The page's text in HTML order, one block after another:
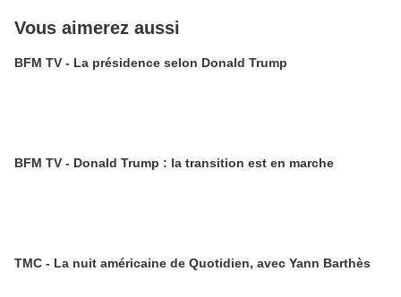
Vous aimerez aussi
BFM TV - La présidence selon Donald Trump
BFM TV - Donald Trump : la transition est en marche
TMC - La nuit américaine de Quotidien, avec Yann Barthès